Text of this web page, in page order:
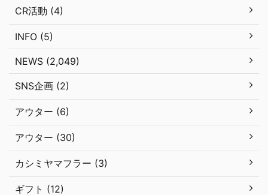
CR活動 (4)
INFO (5)
NEWS (2,049)
SNS企画 (2)
アウター (6)
アウター (30)
カシミヤマフラー (3)
ギフト (12)